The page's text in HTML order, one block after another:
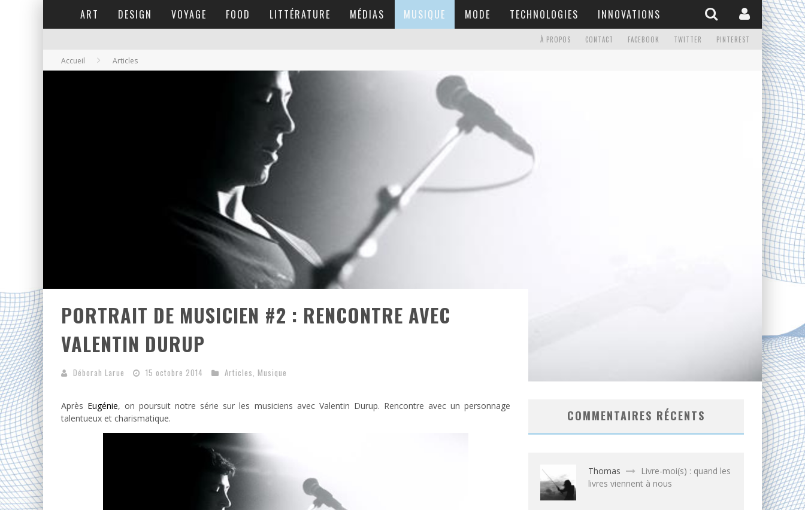
ART DESIGN VOYAGE FOOD LITTÉRATURE MÉDIAS MUSIQUE MODE TECHNOLOGIES INNOVATIONS
À PROPOS CONTACT FACEBOOK TWITTER PINTEREST
Accueil Articles
PORTRAIT DE MUSICIEN #2 : RENCONTRE AVEC
VALENTIN DURUP
Déborah Larue 15 octobre 2014 Articles, Musique
Après Eugénie, on poursuit notre série sur les musiciens avec Valentin Durup. Rencontre avec un personnage
talentueux et charismatique.
COMMENTAIRES RÉCENTS
Thomas
Livre-moi(s) : quand les
livres viennent à nous